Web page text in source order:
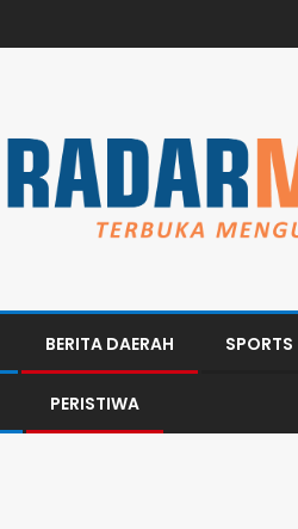
BERITA DAERAH SPORTS
PERISTIWA